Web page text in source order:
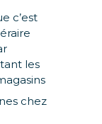
c’est
les
chez